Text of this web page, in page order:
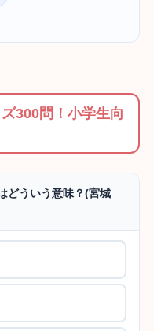
300問！小学生向
どういう意味？(宮城